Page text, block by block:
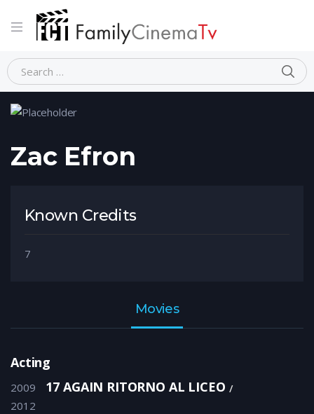
Home Person Zac Efron
Zac Efron
Known Credits
7
Movies
Acting
2009 17 AGAIN RITORNO AL LICEO
2012